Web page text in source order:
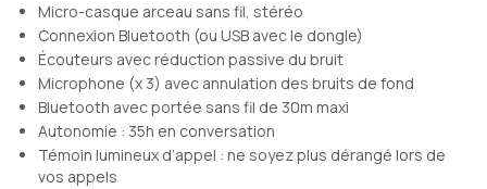
Micro-casque arceau sans fil, stéréo
Connexion Bluetooth (ou USB avec le dongle)
Écouteurs avec réduction passive du bruit
Microphone (x 3) avec annulation des bruits de fond
Bluetooth avec portée sans fil de 30m maxi
Autonomie : 35h en conversation
Témoin lumineux d’appel : ne soyez plus dérangé lors de
vos appels